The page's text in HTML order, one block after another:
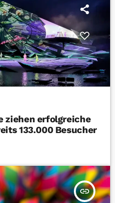
ziehen erfolgreiche
133.000 Besucher
insert_link